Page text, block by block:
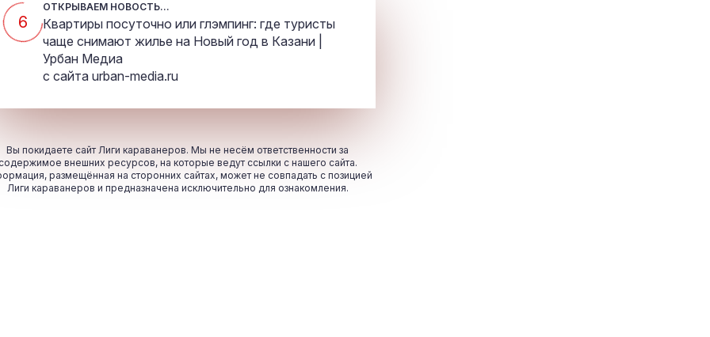
5
ОТКРЫВАЕМ НОВОСТЬ...
Квартиры посуточно или глэмпинг: где туристы
чаще снимают жилье на Новый год в Казани |
Урбан Медиа
с сайта urban-media.ru
Вы покидаете сайт Лиги караванеров. Мы не несём ответственности за
внешних ресурсов, на которые ведут ссылки с нашего сайта.
размещённая на сторонних сайтах, может не совпадать с позицией
Лиги караванеров и предназначена исключительно для ознакомления.